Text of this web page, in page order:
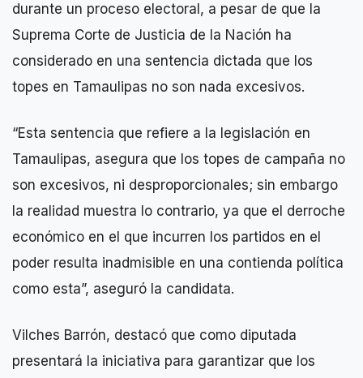
durante un proceso electoral, a pesar de que la
Suprema Corte de Justicia de la Nación ha
considerado en una sentencia dictada que los
topes en Tamaulipas no son nada excesivos.
“Esta sentencia que refiere a la legislación en
Tamaulipas, asegura que los topes de campaña no
son excesivos, ni desproporcionales; sin embargo
la realidad muestra lo contrario, ya que el derroche
económico en el que incurren los partidos en el
poder resulta inadmisible en una contienda política
como esta”, aseguró la candidata.
Vilches Barrón, destacó que como diputada
presentará la iniciativa para garantizar que los